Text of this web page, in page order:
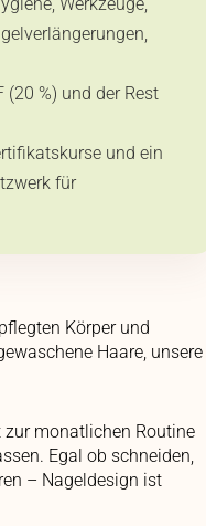
%) und der Rest
und ein
für
Körper und
Haare, unsere
zur monatlichen Routine
Egal ob schneiden,
– Nageldesign ist